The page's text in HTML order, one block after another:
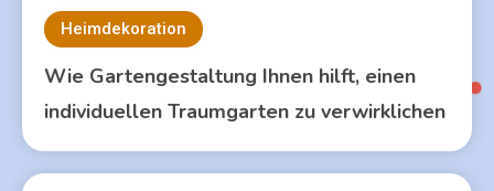
Heimdekoration
Wie Gartengestaltung Ihnen hilft, einen
individuellen Traumgarten zu verwirklichen